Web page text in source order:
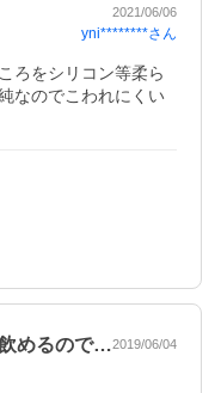
2021/06/06
yni********さん
ろをシリコン等柔ら
なのでこわれにくい
めるので…2019/06/04